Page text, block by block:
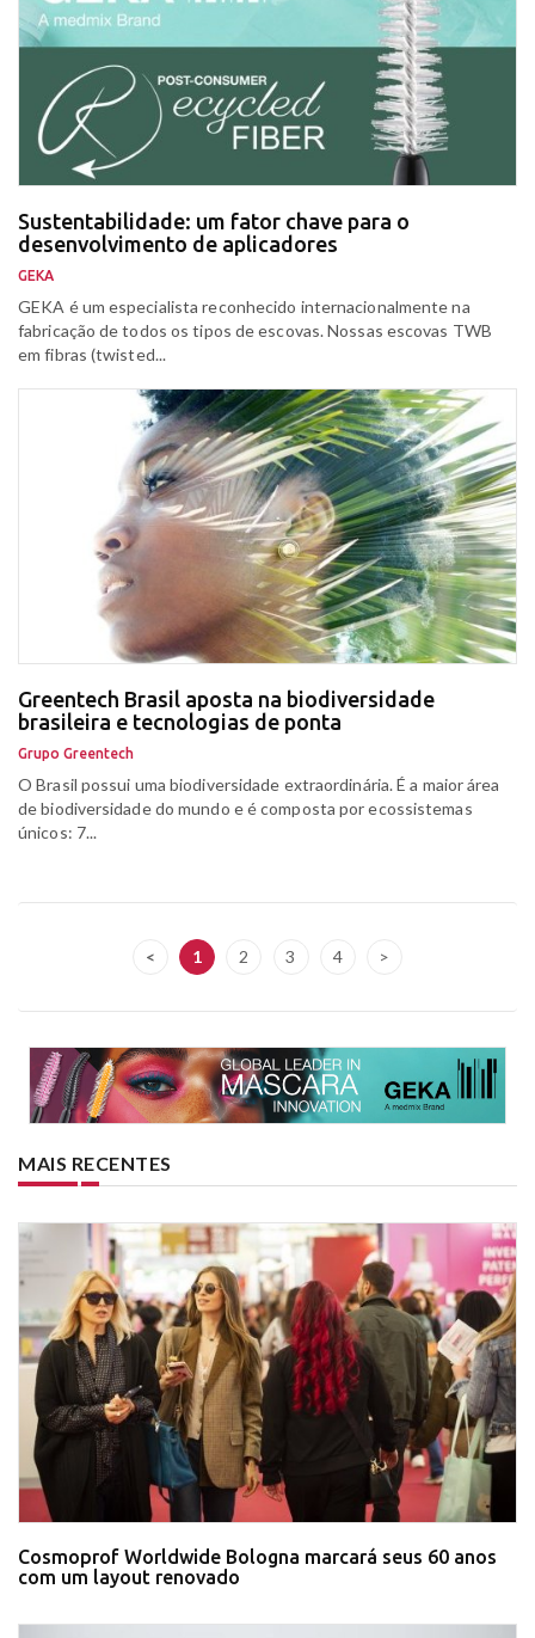
Sustentabilidade: um fator chave para o
desenvolvimento de aplicadores
GEKA
GEKA é um especialista reconhecido internacionalmente na
fabricação de todos os tipos de escovas. Nossas escovas TWB
em fibras (twisted...
Greentech Brasil aposta na biodiversidade
brasileira e tecnologias de ponta
Grupo Greentech
O Brasil possui uma biodiversidade extraordinária. É a maior área
de biodiversidade do mundo e é composta por ecossistemas
únicos: 7...
< 1 2 3 4 >
MAIS RECENTES
Cosmoprof Worldwide Bologna marcará seus 60 anos
com um layout renovado